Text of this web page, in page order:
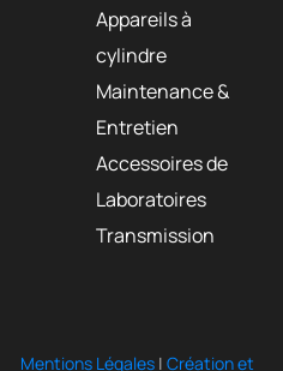
Appareils à
cylindre
Maintenance &
Entretien
Accessoires de
Laboratoires
Transmission
Mentions Légales| Création et